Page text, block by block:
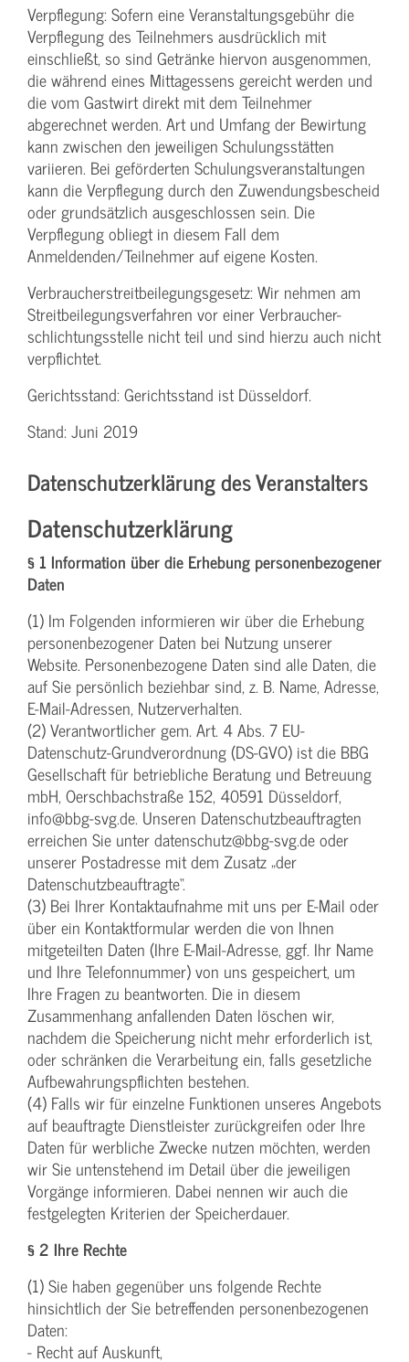
Verpflegung: Sofern eine Veranstaltungs­gebühr die
Verpflegung des Teilnehmers ausdrücklich mit
einschließt, so sind Getränke hiervon ausgenommen,
die während eines Mittagessens gereicht werden und
die vom Gastwirt direkt mit dem Teilnehmer
abgerechnet werden. Art und Umfang der Bewirtung
kann zwischen den jeweiligen Schulungsstätten
variieren. Bei geförderten Schulungs­veranstaltungen
kann die Verpflegung durch den Zuwendungs­bescheid
oder grundsätzlich ausgeschlossen sein. Die
Verpflegung obliegt in diesem Fall dem
Anmeldenden/­Teilnehmer auf eigene Kosten.
Verbraucher­streitbeilegungs­gesetz: Wir nehmen am
Streit­beilegungs­verfahren vor einer Verbraucher­
schlichtungs­stelle nicht teil und sind hierzu auch nicht
verpflichtet.
Gerichtsstand: Gerichtsstand ist Düsseldorf.
Stand: Juni 2019
Datenschutzerklärung des Veranstalters
Datenschutzerklärung
§ 1 Information über die Erhebung personenbezogener
Daten
(1) Im Folgenden informieren wir über die Erhebung
personenbezogener Daten bei Nutzung unserer
Website. Personenbezogene Daten sind alle Daten, die
auf Sie persönlich beziehbar sind, z. B. Name, Adresse,
E-Mail-Adressen, Nutzerverhalten.
(2) Verantwortlicher gem. Art. 4 Abs. 7 EU-
Datenschutz-Grundverordnung (DS-GVO) ist die BBG
Gesellschaft für betriebliche Beratung und Betreuung
mbH, Oerschbachstraße 152, 40591 Düsseldorf,
info@bbg-svg.de. Unseren Datenschutzbeauftragten
erreichen Sie unter datenschutz@bbg-svg.de oder
unserer Postadresse mit dem Zusatz „der
Datenschutzbeauftragte“.
(3) Bei Ihrer Kontaktaufnahme mit uns per E-Mail oder
über ein Kontaktformular werden die von Ihnen
mitgeteilten Daten (Ihre E-Mail-Adresse, ggf. Ihr Name
und Ihre Telefonnummer) von uns gespeichert, um
Ihre Fragen zu beantworten. Die in diesem
Zusammenhang anfallenden Daten löschen wir,
nachdem die Speicherung nicht mehr erforderlich ist,
oder schränken die Verarbeitung ein, falls gesetzliche
Aufbewahrungspflichten bestehen.
(4) Falls wir für einzelne Funktionen unseres Angebots
auf beauftragte Dienstleister zurückgreifen oder Ihre
Daten für werbliche Zwecke nutzen möchten, werden
wir Sie untenstehend im Detail über die jeweiligen
Vorgänge informieren. Dabei nennen wir auch die
festgelegten Kriterien der Speicherdauer.
§ 2 Ihre Rechte
(1) Sie haben gegenüber uns folgende Rechte
hinsichtlich der Sie betreffenden personenbezogenen
Daten:
- Recht auf Auskunft,